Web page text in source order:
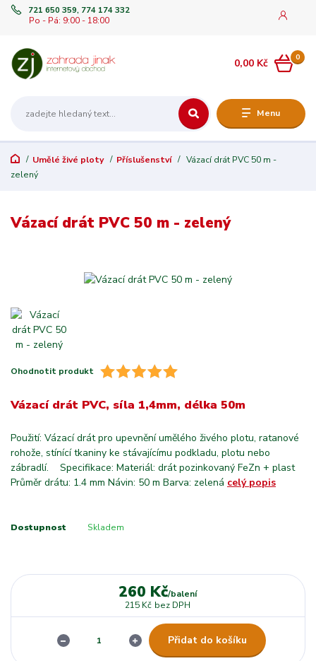
Menu
721 650 359, 774 174 332
Po - Pá: 9:00 - 18:00
0
0,00 Kč
Umělé živé ploty Příslušenství
Vázací drát PVC 50 m -
zelený
Vázací drát PVC 50 m - zelený
Ohodnotit produkt
Vázací drát PVC, síla 1,4mm, délka 50m
Použití: Vázací drát pro upevnění umělého živého plotu, ratanové
rohože, stínící tkaniny ke stávajícímu podkladu, plotu nebo
zábradlí. Specifikace: Materiál: drát pozinkovaný FeZn + plast
Průměr drátu: 1.4 mm Návin: 50 m Barva: zelená celý popis
Dostupnost Skladem
260 Kč/balení
215 Kč bez DPH
Přidat do košíku